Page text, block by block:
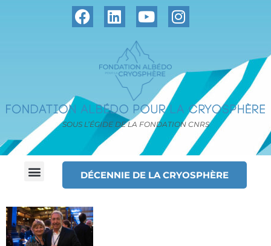
SOUS L’ÉGIDE DE LA FONDATION CNRS
DÉCENNIE DE LA CRYOSPHÈRE